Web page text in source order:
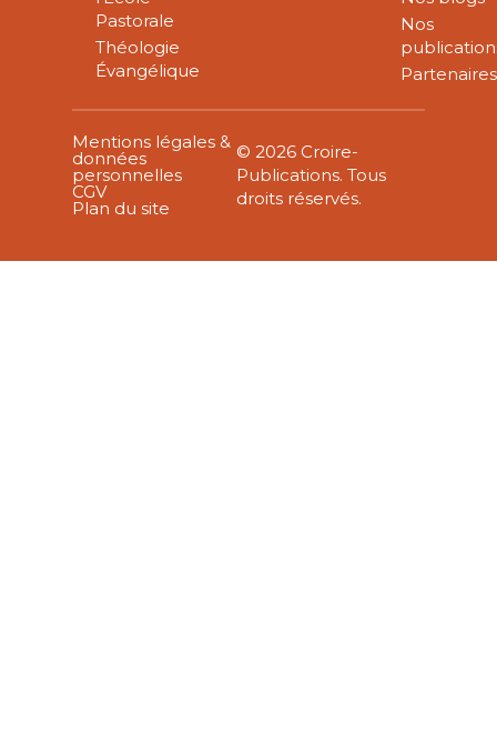
Pastorale
Théologie
Évangélique
Nos
Partenaires
Mentions légales &
données
personnelles
CGV
Plan du site
© 2026 Croire-
Publications. Tous
droits réservés.